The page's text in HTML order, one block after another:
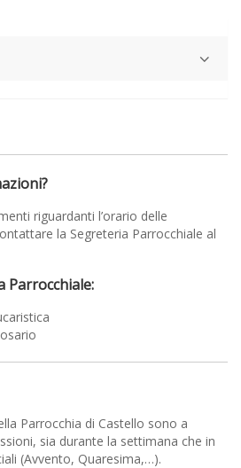
riguardanti l’orario delle
la Segreteria Parrocchiale al
Parrocchiale:
Parrocchia di Castello sono a
sia durante la settimana che in
(Avvento, Quaresima,…).